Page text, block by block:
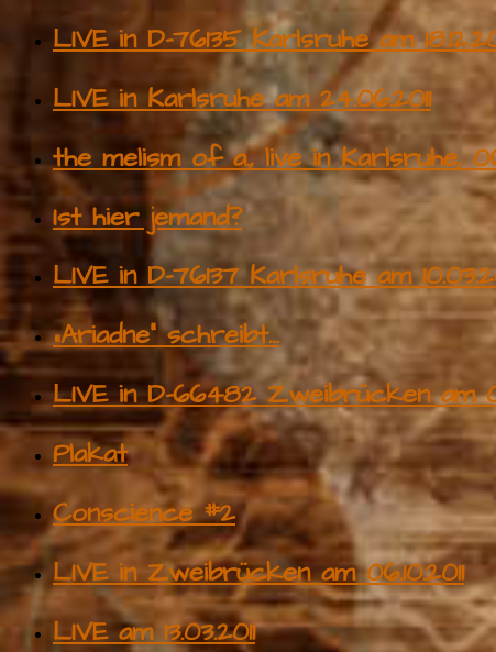
LIVE in D-76135 Karlsruhe am
LIVE in Karlsruhe am 24.06.2011
the melism of a., live in Karlsruhe,
Ist hier jemand?
LIVE in D-76137 Karlsruhe am
„Ariadne“ schreibt…
LIVE in D-66482 Zweibrücken am
Plakat
Conscience #2
LIVE in Zweibrücken am 06.10.2011
LIVE am 13.03.2011